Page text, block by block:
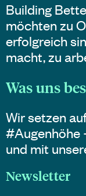
Building
möchten zu
erfolgreich
macht, zu
Was uns
Wir setzen
#Augenhöhe
und mit
Newsletter